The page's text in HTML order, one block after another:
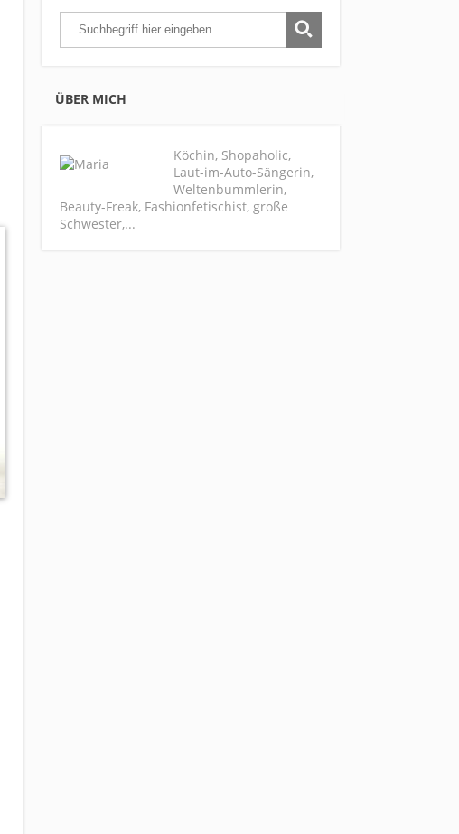
ÜBER MICH
Köchin, Shopaholic,
Laut-im-Auto-Sängerin,
Weltenbummlerin,
Beauty-Freak, Fashionfetischist, große
Schwester,...